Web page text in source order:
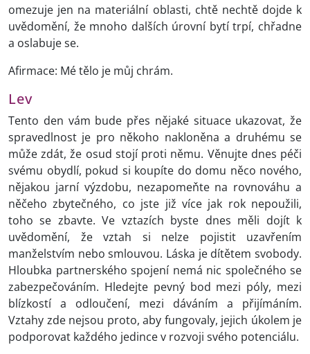
omezuje jen na materiální oblasti, chtě nechtě dojde k
uvědomění, že mnoho dalších úrovní bytí trpí, chřadne
a oslabuje se.
Afirmace: Mé tělo je můj chrám.
Lev
Tento den vám bude přes nějaké situace ukazovat, že
spravedlnost je pro někoho nakloněna a druhému se
může zdát, že osud stojí proti němu. Věnujte dnes péči
svému obydlí, pokud si koupíte do domu něco nového,
nějakou jarní výzdobu, nezapomeňte na rovnováhu a
něčeho zbytečného, co jste již více jak rok nepoužili,
toho se zbavte. Ve vztazích byste dnes měli dojít k
uvědomění, že vztah si nelze pojistit uzavřením
manželstvím nebo smlouvou. Láska je dítětem svobody.
Hloubka partnerského spojení nemá nic společného se
zabezpečováním. Hledejte pevný bod mezi póly, mezi
blízkostí a odloučení, mezi dáváním a přijímáním.
Vztahy zde nejsou proto, aby fungovaly, jejich úkolem je
podporovat každého jedince v rozvoji svého potenciálu.